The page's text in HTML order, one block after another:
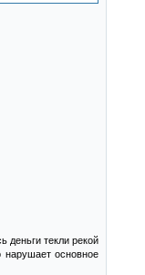
деньги текли рекой
основное